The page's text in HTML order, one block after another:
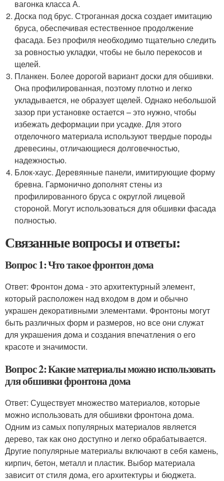
вагонка класса А.
Доска под брус. Строганная доска создает имитацию
бруса, обеспечивая естественное продолжение
фасада. Без профиля необходимо тщательно следить
за ровностью укладки, чтобы не было перекосов и
щелей.
Планкен. Более дорогой вариант доски для обшивки.
Она профилированная, поэтому плотно и легко
укладывается, не образует щелей. Однако небольшой
зазор при установке остается – это нужно, чтобы
избежать деформации при усадке. Для этого
отделочного материала используют твердые породы
древесины, отличающиеся долговечностью,
надежностью.
Блок-хаус. Деревянные панели, имитирующие форму
бревна. Гармонично дополнят стены из
профилированного бруса с округлой лицевой
стороной. Могут использоваться для обшивки фасада
полностью.
Связанные вопросы и ответы:
Вопрос 1: Что такое фронтон дома
Ответ: Фронтон дома - это архитектурный элемент,
который расположен над входом в дом и обычно
украшен декоративными элементами. Фронтоны могут
быть различных форм и размеров, но все они служат
для украшения дома и создания впечатления о его
красоте и значимости.
Вопрос 2: Какие материалы можно использовать
для обшивки фронтона дома
Ответ: Существует множество материалов, которые
можно использовать для обшивки фронтона дома.
Одним из самых популярных материалов является
дерево, так как оно доступно и легко обрабатывается.
Другие популярные материалы включают в себя камень,
кирпич, бетон, металл и пластик. Выбор материала
зависит от стиля дома, его архитектуры и бюджета.